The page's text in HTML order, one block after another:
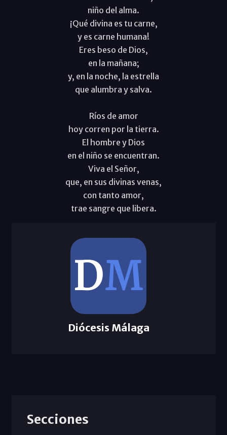
niño del alma.
¡Qué divina es tu carne,
y es carne humana!
Eres beso de Dios,
en la mañana;
y, en la noche, la estrella
que alumbra y salva.
Ríos de amor
hoy corren por la tierra.
El hombre y Dios
en el niño se encuentran.
Viva el Señor,
que, en sus divinas venas,
con tanto amor,
trae sangre que libera.
Diócesis Málaga
Secciones